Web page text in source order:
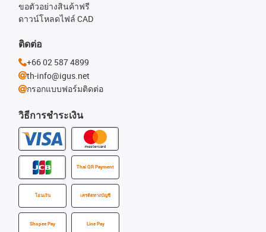
วิธีการชำระเงิน
Thai QR Payment
โอนเงิน เครดิตทางบัญชี
Shopee Pay Line Pay
ขอตัวอย่างสินค้าฟรี
ดาวน์โหลดไฟล์ CAD
ติดต่อ
+66 02 587 4899
th-info@igus.net
กรอกแบบฟอร์มติดต่อ